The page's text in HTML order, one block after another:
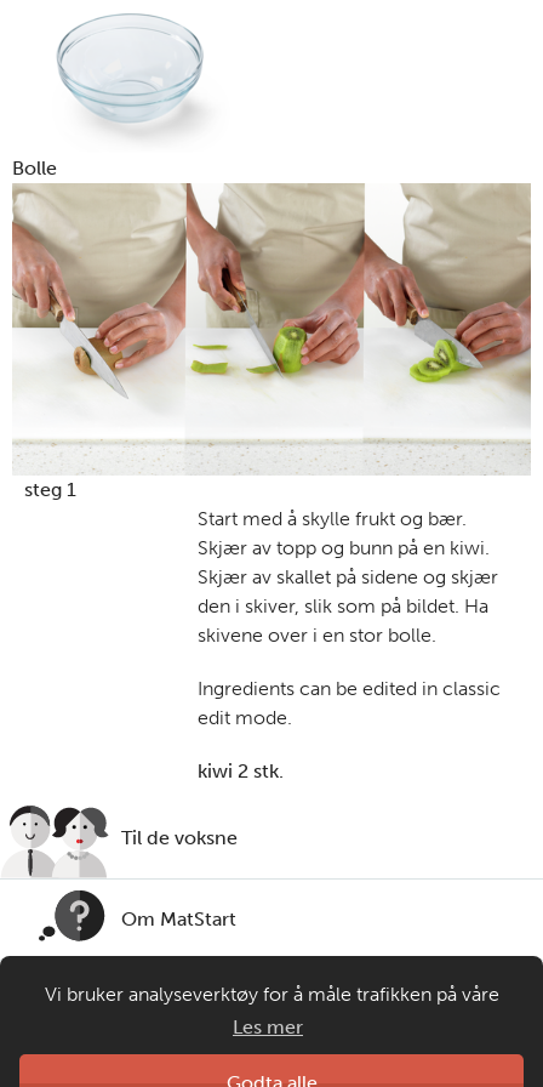
Bolle
steg 1
Start med å skylle frukt og bær.
Skjær av topp og bunn på en kiwi.
Skjær av skallet på sidene og skjær
den i skiver, slik som på bildet. Ha
skivene over i en stor bolle.
Ingredients can be edited in classic
edit mode.
kiwi 2 stk.
Til de voksne
Om MatStart
Kontakt oss
Laget av
Vi bruker analyseverktøy for å måle trafikken på våre
nettsider. Informasjonskapsler plasseres i din nettleser og
gir oss grunnlag for videreutvikling og drift av våre
tjenester. Om du velger å bruke matprat.no blir
Les mer